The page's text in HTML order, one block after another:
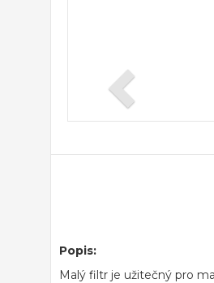
Popis:
Malý filtr je užitečný pro